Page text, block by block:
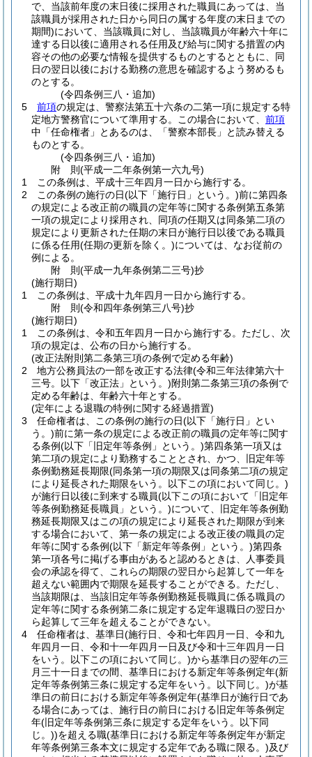
で、当該前年度の末日後に採用された職員にあっては、当
該職員が採用された日から同日の属する年度の末日までの
期間)において、当該職員に対し、当該職員が年齢六十年に
達する日以後に適用される任用及び給与に関する措置の内
容その他の必要な情報を提供するものとするとともに、同
日の翌日以後における勤務の意思を確認するよう努めるも
のとする。
(令四条例三八・追加)
5
前項の規定は、警察法第五十六条の二第一項に規定する特
定地方警務官について準用する。
この場合において、 前項
中「任命権者」とあるのは、「警察本部長」と読み替える
ものとする。
(令四条例三八・追加)
附 則(平成一二年条例第一六九号)
1
この条例は、平成十三年四月一日から施行する。
2
この条例の施行の日(以下「施行日」という。)前に第四条
の規定による改正前の職員の定年等に関する条例第五条第
一項の規定により採用され、同項の任期又は同条第二項の
規定により更新された任期の末日が施行日以後である職員
に係る任用(任期の更新を除く。)については、なお従前の
例による。
附 則(平成一九年条例第二三号)抄
(施行期日)
1
この条例は、平成十九年四月一日から施行する。
附 則(令和四年条例第三八号)抄
(施行期日)
1
この条例は、令和五年四月一日から施行する。 ただし、次
項の規定は、公布の日から施行する。
(改正法附則第二条第三項の条例で定める年齢)
2
地方公務員法の一部を改正する法律(令和三年法律第六十
三号。以下「改正法」という。)附則第二条第三項の条例で
定める年齢は、年齢六十年とする。
(定年による退職の特例に関する経過措置)
3
任命権者は、この条例の施行の日(以下「施行日」とい
う。)前に第一条の規定による改正前の職員の定年等に関す
る条例(以下「旧定年等条例」という。)第四条第一項又は
第二項の規定により勤務することとされ、かつ、旧定年等
条例勤務延長期限(同条第一項の期限又は同条第二項の規定
により延長された期限をいう。以下この項において同じ。)
が施行日以後に到来する職員(以下この項において「旧定年
等条例勤務延長職員」という。)について、旧定年等条例勤
務延長期限又はこの項の規定により延長された期限が到来
する場合において、第一条の規定による改正後の職員の定
年等に関する条例(以下「新定年等条例」という。)第四条
第一項各号に掲げる事由があると認めるときは、人事委員
会の承認を得て、これらの期限の翌日から起算して一年を
超えない範囲内で期限を延長することができる。 ただし、
当該期限は、当該旧定年等条例勤務延長職員に係る職員の
定年等に関する条例第二条に規定する定年退職日の翌日か
ら起算して三年を超えることができない。
4
任命権者は、基準日(施行日、令和七年四月一日、令和九
年四月一日、令和十一年四月一日及び令和十三年四月一日
をいう。以下この項において同じ。)から基準日の翌年の三
月三十一日までの間、基準日における新定年等条例定年(新
定年等条例第三条に規定する定年をいう。以下同じ。)が基
準日の前日における新定年等条例定年(基準日が施行日であ
る場合にあっては、施行日の前日における旧定年等条例定
年(旧定年等条例第三条に規定する定年をいう。以下同
じ。))を超える職(基準日における新定年等条例定年が新定
年等条例第三条本文に規定する定年である職に限る。)及び